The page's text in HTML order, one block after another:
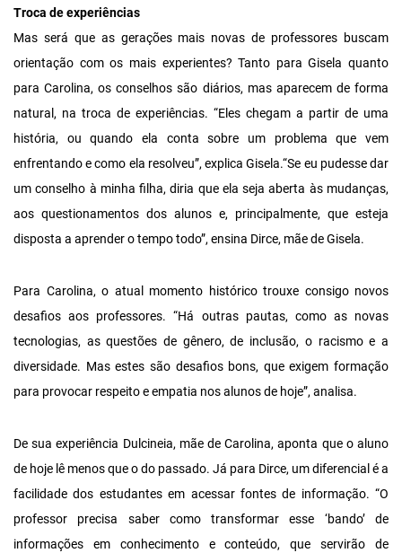
Troca de experiências
Mas será que as gerações mais novas de professores buscam
orientação com os mais experientes? Tanto para Gisela quanto
para Carolina, os conselhos são diários, mas aparecem de forma
natural, na troca de experiências. “Eles chegam a partir de uma
história, ou quando ela conta sobre um problema que vem
enfrentando e como ela resolveu”, explica Gisela.“Se eu pudesse dar
um conselho à minha filha, diria que ela seja aberta às mudanças,
aos questionamentos dos alunos e, principalmente, que esteja
disposta a aprender o tempo todo”, ensina Dirce, mãe de Gisela.
Para Carolina, o atual momento histórico trouxe consigo novos
desafios aos professores. “Há outras pautas, como as novas
tecnologias, as questões de gênero, de inclusão, o racismo e a
diversidade. Mas estes são desafios bons, que exigem formação
para provocar respeito e empatia nos alunos de hoje”, analisa.
De sua experiência Dulcineia, mãe de Carolina, aponta que o aluno
de hoje lê menos que o do passado. Já para Dirce, um diferencial é a
facilidade dos estudantes em acessar fontes de informação. “O
professor precisa saber como transformar esse ‘bando’ de
informações em conhecimento e conteúdo, que servirão de